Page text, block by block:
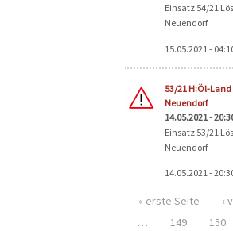
Einsatz 54/21
Neuendorf
15.05.2021 -
53/21 H:Öl-Land
Neuendorf
14.05.2021 -
Einsatz 53/21
Neuendorf
14.05.2021 -
« erste Seite
‹
…
149 150